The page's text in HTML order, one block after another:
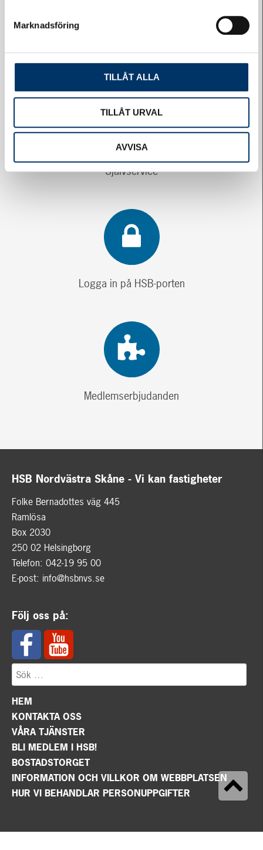
Marknadsföring
TILLÅT ALLA
TILLÅT URVAL
AVVISA
Självservice
Logga in på HSB-porten
Medlemserbjudanden
HSB Nordvästra Skåne - Vi kan fastigheter
Folke Bernadottes väg 445
Ramlösa
Box 2030
250 02 Helsingborg
Telefon: 042-19 95 00
E-post: info@hsbnvs.se
Följ oss på:
HEM
KONTAKTA OSS
VÅRA TJÄNSTER
BLI MEDLEM I HSB!
BOSTADSTORGET
INFORMATION OCH VILLKOR OM WEBBPLATSEN
HUR VI BEHANDLAR PERSONUPPGIFTER